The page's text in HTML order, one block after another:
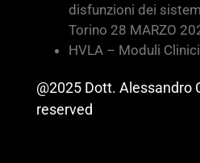
disfunzioni dei
Torino 28 MARZO
HVLA – Moduli
@2025 Dott. Alessandro
reserved